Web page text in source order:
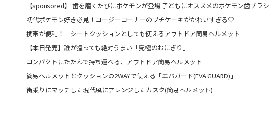
【sponsored】 歯を磨くたびにポケモンが登場 子どもにオススメのポケモン歯ブラシ
初代ポケモン好き必見！コージーコーナーのプチケーキがかわいすぎる♡
携帯が便利！ シートクッションとしても使えるアウトドア簡易ヘルメット
【本日発売】誰が握っても絶対うまい「究極のおにぎり」
コンパクトにたたんで持ち運べる、アウトドア簡易ヘルメット
簡易ヘルメットとクッションの2WAYで使える「エバガード(EVA GUARD)」
街乗りにマッチした現代風にアレンジしたカスク(簡易ヘルメット)